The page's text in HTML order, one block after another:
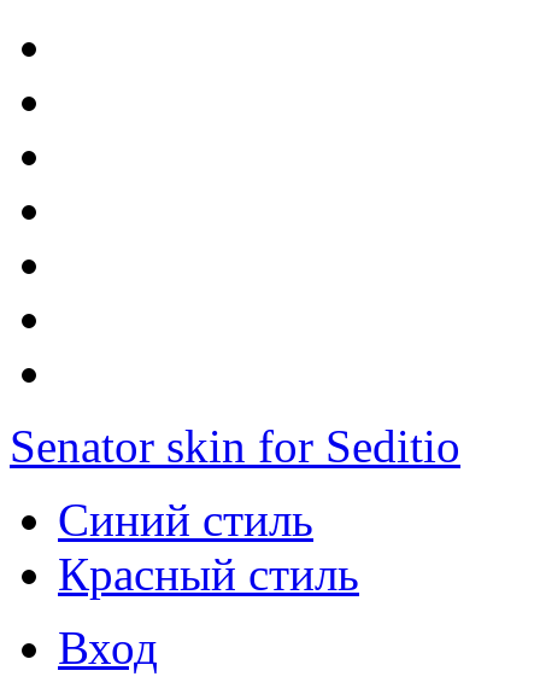
Senator skin for Seditio
Синий стиль
Красный стиль
Вход